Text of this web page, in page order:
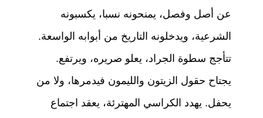
عن أصل وفصل، يمنحونه نسبا، يكسبونه
الشرعية، ويدخلونه التاريخ من أبوابه الواسعة.
تتأجج سطوة الجراد، يعلو صريره، ويرتفع.
يجتاح حقول الزيتون والليمون فيدمرها، ولا من
يحفل. يهدد الكراسي المهترئة، يعقد اجتماع